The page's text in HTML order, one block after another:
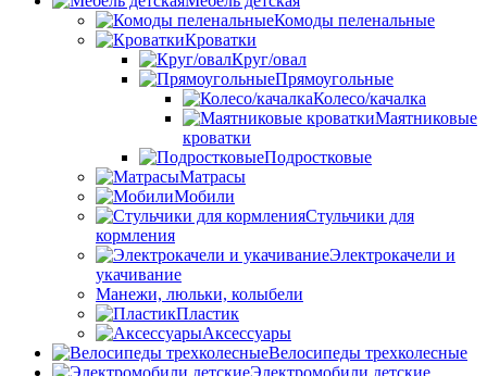
Комоды пеленальные
Кроватки
Круг/овал
Прямоугольные
Колесо/качалка
Маятниковые
кроватки
Подростковые
Матрасы
Мобили
Стульчики для
кормления
Электрокачели и
укачивание
Манежи, люльки, колыбели
Пластик
Аксессуары
Велосипеды трехколесные
Электромобили детские